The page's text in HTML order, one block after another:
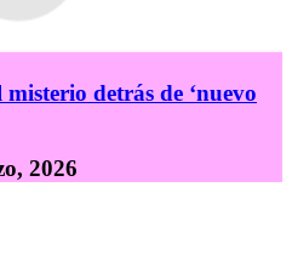
detrás de ‘nuevo
2026